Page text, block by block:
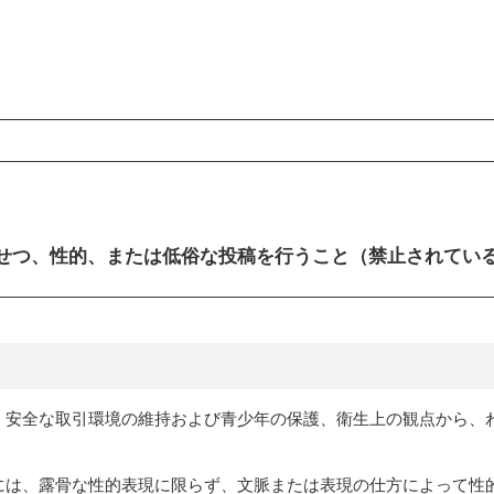
ンテンツ
つ、性的、または低俗な投稿を行うこと（禁止されてい
安全な取引環境の維持および青少年の保護、衛生上の観点から
は、露骨な性的表現に限らず、文脈または表現の仕方によって